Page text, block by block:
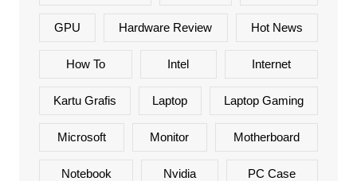
GPU Hardware Review Hot News
How To Intel Internet
Kartu Grafis Laptop Laptop Gaming
Microsoft Monitor Motherboard
Notebook Nvidia PC Case